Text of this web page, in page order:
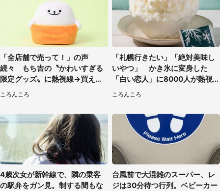
「全店舗で売って！」の声
続々 もち吉の〝かわいすぎる
限定グッズ〟に熱視線→買える
ころんころ
「札幌行きたい」「絶対美味し
いやつ」 かき氷に変身した
「白い恋人」に8000人が熱視
ころんころ
4歳次女が新幹線で、隣の乗客
の駅弁をガン見。制する間もな
台風前で大混雑のスーパー、レ
ジは30分待つ行列。ベビーカー